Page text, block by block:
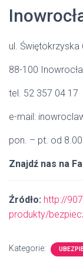
ul. Świętokrzyska
88-100
tel. 52 357 04 17
e-mail:
pon. – pt. od
Znajdź nas na
Źródło: http://
produkty/
Kategorie: